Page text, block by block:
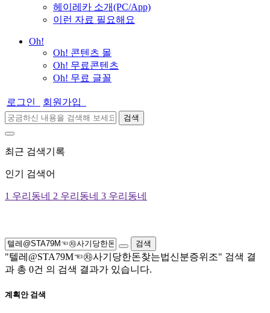
헤이레카 소개(PC/App)
이런 자료 필요해요
Oh!
Oh! 콘텐츠 몰
Oh! 무료콘텐츠
Oh! 무료 글꼴
로그인 회원가입
검색
최근 검색기록
인기 검색어
1 우리동네 2 우리동네 3 우리동네
검색
"텔레@STA79M☜㉷사기당한돈찾는법신분증위조" 검색 결
과 총 0건 의 검색 결과가 있습니다.
계획안 검색